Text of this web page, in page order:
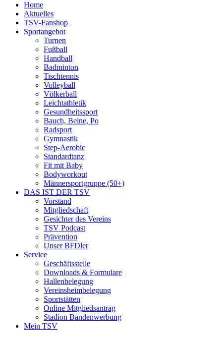
Home
Aktuelles
TSV-Fanshop
Sportangebot
Turnen
Fußball
Handball
Badminton
Tischtennis
Volleyball
Völkerball
Leichtathletik
Gesundheitssport
Bauch, Beine, Po
Radsport
Gymnastik
Step-Aerobic
Standardtanz
Fit mit Baby
Bodyworkout
Männersportgruppe (50+)
DAS IST DER TSV
Vorstand
Mitgliedschaft
Gesichter des Vereins
TSV Podcast
Prävention
Unser BFDler
Service
Geschäftsstelle
Downloads & Formulare
Hallenbelegung
Vereinsheimbelegung
Sportstätten
Online Mitgliedsantrag
Stadion Bandenwerbung
Mein TSV